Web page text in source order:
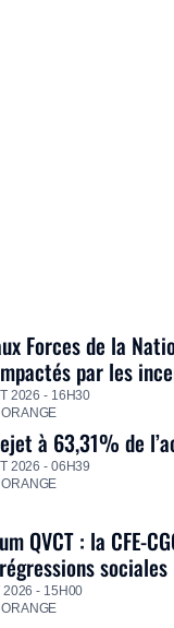
Forces de la
par les
2026 - 16H30
à 63,31% de
2026 - 06H39
QVCT : la CFE-
sociales
2026 - 15H00